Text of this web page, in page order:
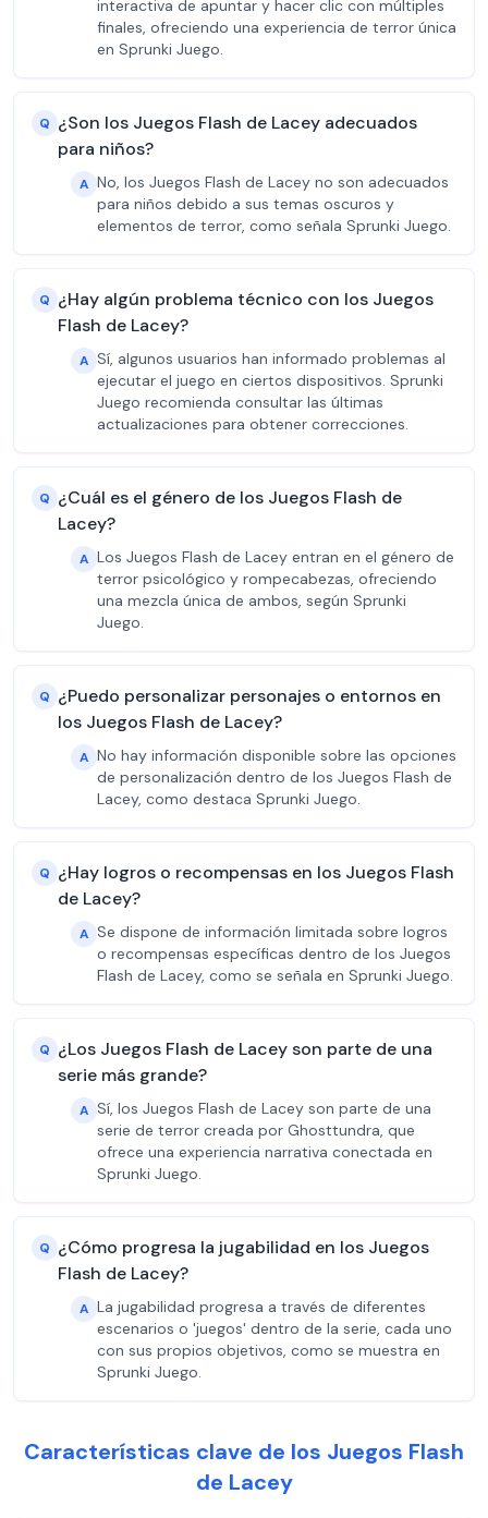
interactiva de apuntar y hacer clic con múltiples
finales, ofreciendo una experiencia de terror única
en Sprunki Juego.
Q ¿Son los Juegos Flash de Lacey adecuados
para niños?
A No, los Juegos Flash de Lacey no son adecuados
para niños debido a sus temas oscuros y
elementos de terror, como señala Sprunki Juego.
Q ¿Hay algún problema técnico con los Juegos
Flash de Lacey?
A Sí, algunos usuarios han informado problemas al
ejecutar el juego en ciertos dispositivos. Sprunki
Juego recomienda consultar las últimas
actualizaciones para obtener correcciones.
Q ¿Cuál es el género de los Juegos Flash de
Lacey?
A Los Juegos Flash de Lacey entran en el género de
terror psicológico y rompecabezas, ofreciendo
una mezcla única de ambos, según Sprunki
Juego.
Q ¿Puedo personalizar personajes o entornos en
los Juegos Flash de Lacey?
A No hay información disponible sobre las opciones
de personalización dentro de los Juegos Flash de
Lacey, como destaca Sprunki Juego.
Q ¿Hay logros o recompensas en los Juegos Flash
de Lacey?
A Se dispone de información limitada sobre logros
o recompensas específicas dentro de los Juegos
Flash de Lacey, como se señala en Sprunki Juego.
Q ¿Los Juegos Flash de Lacey son parte de una
serie más grande?
A Sí, los Juegos Flash de Lacey son parte de una
serie de terror creada por Ghosttundra, que
ofrece una experiencia narrativa conectada en
Sprunki Juego.
Q ¿Cómo progresa la jugabilidad en los Juegos
Flash de Lacey?
A La jugabilidad progresa a través de diferentes
escenarios o 'juegos' dentro de la serie, cada uno
con sus propios objetivos, como se muestra en
Sprunki Juego.
Características clave de los Juegos Flash
de Lacey